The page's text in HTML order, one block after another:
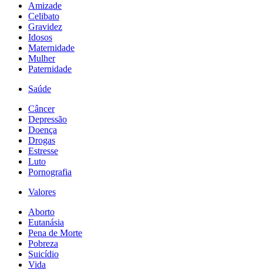
Amizade
Celibato
Gravidez
Idosos
Maternidade
Mulher
Paternidade
Saúde
Câncer
Depressão
Doença
Drogas
Estresse
Luto
Pornografia
Valores
Aborto
Eutanásia
Pena de Morte
Pobreza
Suicídio
Vida